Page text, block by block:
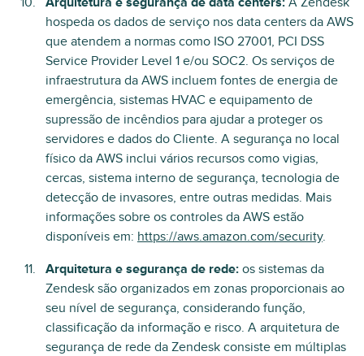
hospeda os dados de serviço nos data centers da AWS
que atendem a normas como ISO 27001, PCI DSS
Service Provider Level 1 e/ou SOC2. Os serviços de
infraestrutura da AWS incluem fontes de energia de
emergência, sistemas HVAC e equipamento de
supressão de incêndios para ajudar a proteger os
servidores e dados do Cliente. A segurança no local
físico da AWS inclui vários recursos como vigias,
cercas, sistema interno de segurança, tecnologia de
detecção de invasores, entre outras medidas. Mais
informações sobre os controles da AWS estão
disponíveis em: https://aws.amazon.com/security.
Arquitetura e segurança de rede: os sistemas da
Zendesk são organizados em zonas proporcionais ao
seu nível de segurança, considerando função,
classificação da informação e risco. A arquitetura de
segurança de rede da Zendesk consiste em múltiplas